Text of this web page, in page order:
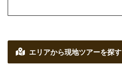
エリアから現地ツアーを探す